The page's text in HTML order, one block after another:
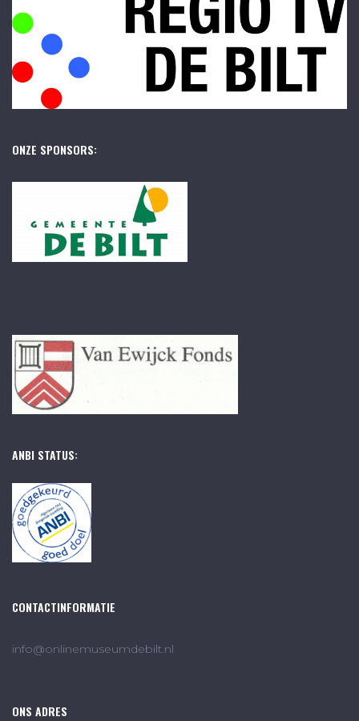
ONZE SPONSORS:
ANBI STATUS:
CONTACTINFORMATIE
info@onlinemuseumdebilt.nl
ONS ADRES